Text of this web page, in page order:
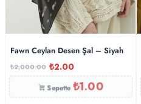
Fawn Ceylan Desen Şal – Siyah
₺2,000.00 ₺2.00
Sepette ₺1.00